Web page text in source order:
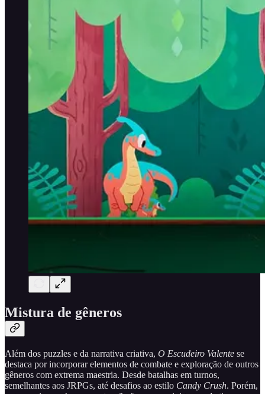
Mistura de gêneros
Além dos puzzles e da narrativa criativa, O Escudeiro Valente se
destaca por incorporar elementos de combate e exploração de outros
gêneros com extrema maestria. Desde batalhas em turnos,
semelhantes aos JRPGs, até desafios ao estilo Candy Crush. Porém,